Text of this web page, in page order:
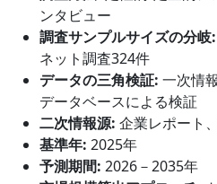
ンタビュー
調査サンプルサイズの分岐:
ネット調査324件
データの三角検証: 一次情
データベースによる検証
二次情報源: 企業レポート
基準年: 2025年
予測期間: 2026－2035年